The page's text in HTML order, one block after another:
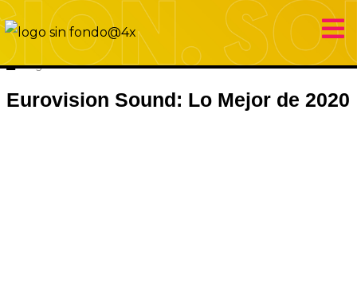
Eurovision Sound
22 diciembre 2020
Hugo Carabaña Menéndez
Eurovision Sound: Lo Mejor de 2020